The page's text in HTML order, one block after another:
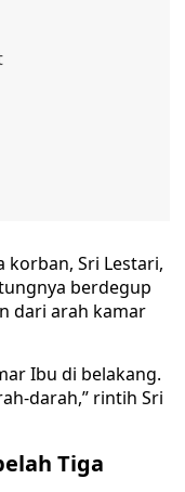
korban, Sri Lestari,
berdegup
dari arah kamar
Ibu di belakang.
darah,” rintih Sri
Tiga